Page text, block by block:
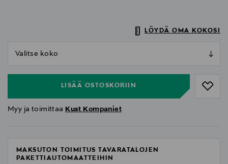
LÖYDÄ OMA KOKOSI
LISÄÄ OSTOSKORIIN
Myy ja toimittaa Kust Kompaniet
MAKSUTON TOIMITUS TAVARATALOJEN
PAKETTIAUTOMAATTEIHIN